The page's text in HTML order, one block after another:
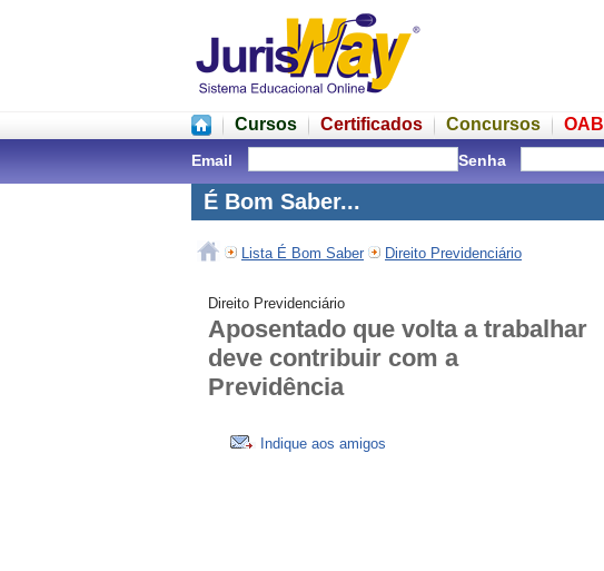
Cursos Certificados Concursos OAB
Email Senha
É Bom Saber...
Lista É Bom Saber Direito Previdenciário
Direito Previdenciário
Aposentado que volta a trabalhar
deve contribuir com a
Previdência
Indique aos amigos